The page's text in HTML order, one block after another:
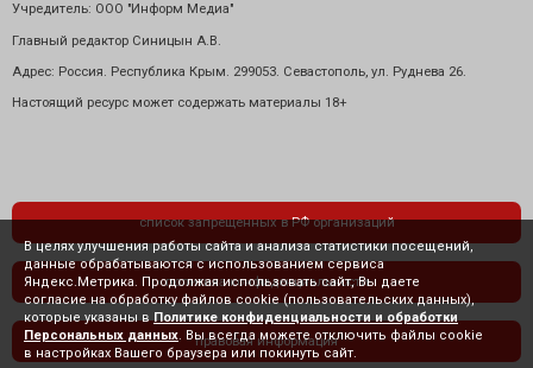
Учредитель: ООО "Информ Медиа"
Главный редактор Синицын А.В.
Адрес: Россия. Республика Крым. 299053. Севастополь, ул. Руднева 26.
Настоящий ресурс может содержать материалы 18+
список запрещенных в РФ организаций
политика конфиденциальности
правовая информация
В целях улучшения работы сайта и анализа статистики посещений,
данные обрабатываются с использованием сервиса
Яндекс.Метрика. Продолжая использовать сайт, Вы даете
согласие на обработку файлов cookie (пользовательских данных),
которые указаны в Политике конфиденциальности и обработки
Персональных данных . Вы всегда можете отключить файлы cookie
в настройках Вашего браузера или покинуть сайт.